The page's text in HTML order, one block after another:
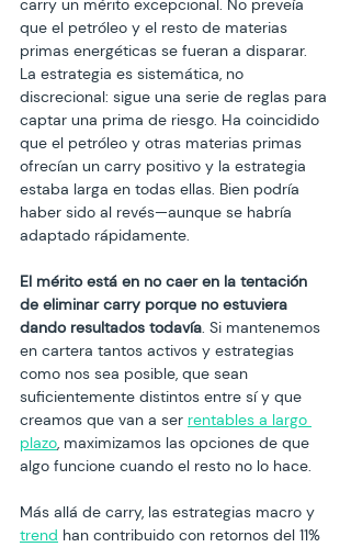
carry un mérito excepcional. No preveía
que el petróleo y el resto de materias
primas energéticas se fueran a disparar.
La estrategia es sistemática, no
discrecional: sigue una serie de reglas para
captar una prima de riesgo. Ha coincidido
que el petróleo y otras materias primas
ofrecían un carry positivo y la estrategia
estaba larga en todas ellas. Bien podría
haber sido al revés—aunque se habría
adaptado rápidamente.
El mérito está en no caer en la tentación
de eliminar carry porque no estuviera
dando resultados todavía. Si mantenemos
en cartera tantos activos y estrategias
como nos sea posible, que sean
suficientemente distintos entre sí y que
creamos que van a ser rentables a largo
plazo, maximizamos las opciones de que
algo funcione cuando el resto no lo hace.
Más allá de carry, las estrategias macro y
trend han contribuido con retornos del 11%